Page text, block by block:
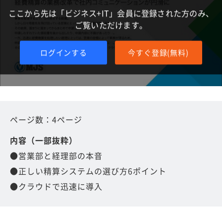
ここから先は「ビジネス+IT」会員に登録された方のみ、
ご覧いただけます。
ログインする 今すぐ登録(無料)
ページ数：4ページ
内容（一部抜粋）
●営業部と経理部の本音
●正しい精算システムの選び方6ポイント
●クラウドで迅速に導入